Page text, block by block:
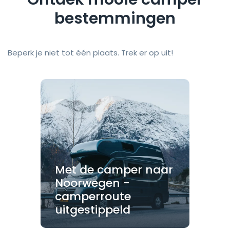
bestemmingen
Beperk je niet tot één plaats. Trek er op uit!
Met de camper naar
Noorwegen -
camperroute
uitgestippeld